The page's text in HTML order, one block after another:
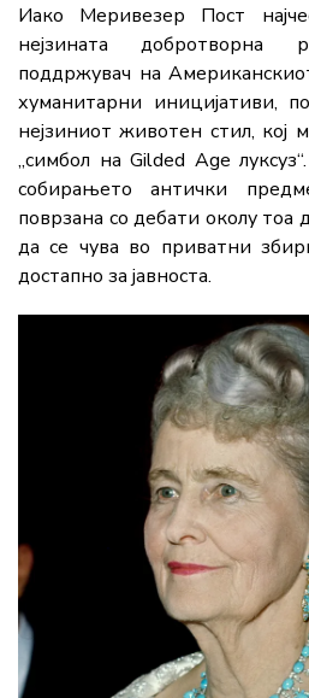
Иако Меривезер Пост
нејзината добротворна
поддржувач на
хуманитарни иницијативи,
нејзиниот животен стил, кој
„симбол на Gilded Age
собирањето антички
поврзана со дебати околу тоа
да се чува во приватни
достапно за јавноста.